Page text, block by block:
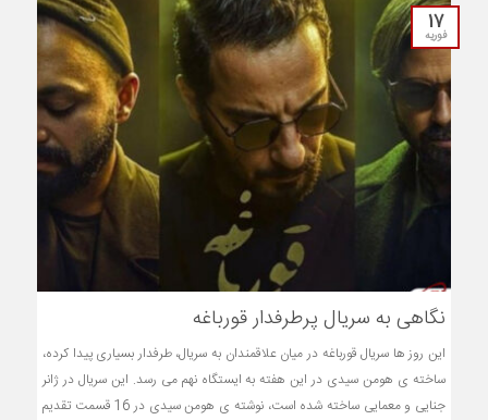
17
فوریه
نگاهی به سریال پرطرفدار قورباغه
این روز ها سریال قورباغه در میان علاقمندان به سریال، طرفدار بسیاری پیدا کرده،
ساخته ی هومن سیدی در این هفته به ایستگاه نهم می رسد. این سریال در ژانر
جنایی و معمایی ساخته شده است، نوشته ی هومن سیدی در 16 قسمت تقدیم